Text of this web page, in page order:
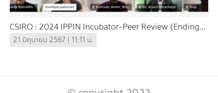
CSIRO : 2024 IPPIN Incubator-Peer Review (Ending
Plastic Waste in the Indo-Pacific)
21 มิถุนายน 2567 | 11:11 น.